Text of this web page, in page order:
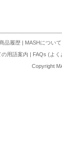
品履歴 | MASHについて
の用語案内 | FAQs (よ
Copyright